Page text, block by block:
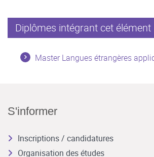
Diplômes intégrant cet élément
Master Langues étrangères
S'informer
Inscriptions / candidatures
Organisation des études